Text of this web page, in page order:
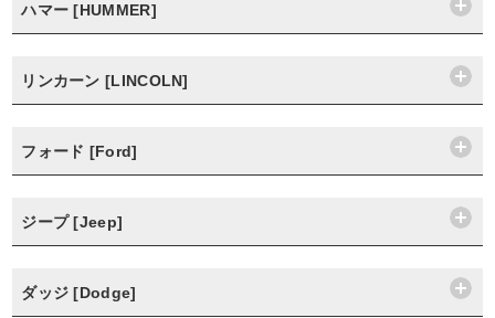
ハマー [HUMMER]
リンカーン [LINCOLN]
フォード [Ford]
ジープ [Jeep]
ダッジ [Dodge]